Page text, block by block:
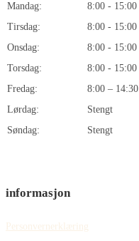
Mandag:
8:00 - 15:00
Tirsdag:
8:00 - 15:00
Onsdag:
8:00 - 15:00
Torsdag:
8:00 - 15:00
Fredag:
8:00 – 14:30
Lørdag:
Stengt
Søndag:
Stengt
informasjon
Personvernerklæring